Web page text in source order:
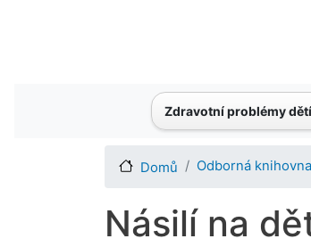
Main navigationZdravotní problémy dětí
Domů Odborná knihovna
Násilí na